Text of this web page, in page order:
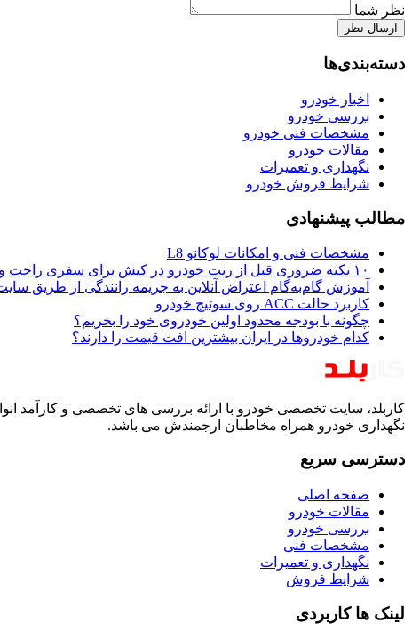
نظر شما
ارسال نظر
دسته‌بندی‌ها
اخبار خودرو
بررسی خودرو
مشخصات فنی خودرو
مقالات خودرو
نگهداری و تعمیرات
شرایط فروش خودرو
مطالب پیشنهادی
مشخصات فنی و امکانات لوکانو L8
۱۰ نکته ضروری قبل از رنت خودرو در کیش برای سفری راحت و بی‌دردسر
آموزش گام‌به‌گام اعتراض آنلاین به جریمه رانندگی از طریق
کاربرد حالت ACC روی سوئیچ خودرو
چگونه با بودجه محدود اولین خودروی خود را بخریم؟
کدام خودروها در ایران بیشترین افت قیمت را دارند؟
کاربلد، سایت تخصصی خودرو با ارائه بررسی های تخصصی و کارآمد
نگهداری خودرو همراه مخاطبان ارجمندش می باشد.
دسترسی سریع
صفحه اصلی
مقالات خودرو
بررسی خودرو
مشخصات فنی
نگهداری و تعمیرات
شرایط فروش
لینک ها کاربردی